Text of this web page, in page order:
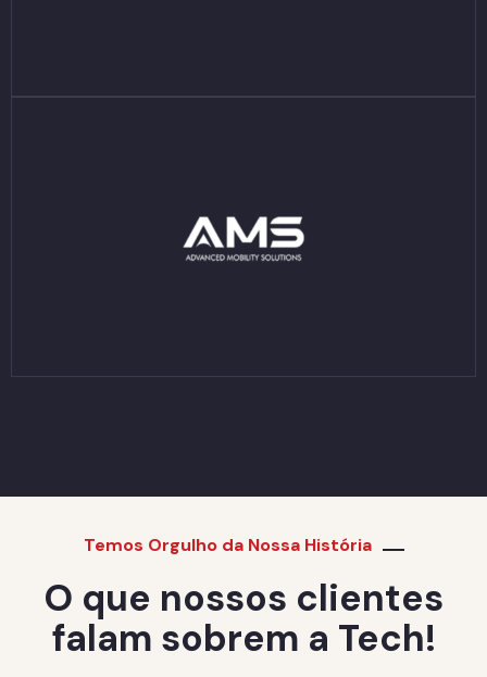
Temos Orgulho da Nossa História
O que nossos clientes
falam sobrem a Tech!